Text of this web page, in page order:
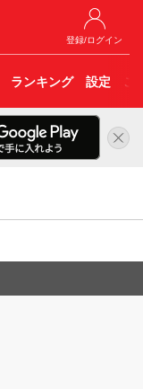
登録/ログイン
ランキング 設定 こ